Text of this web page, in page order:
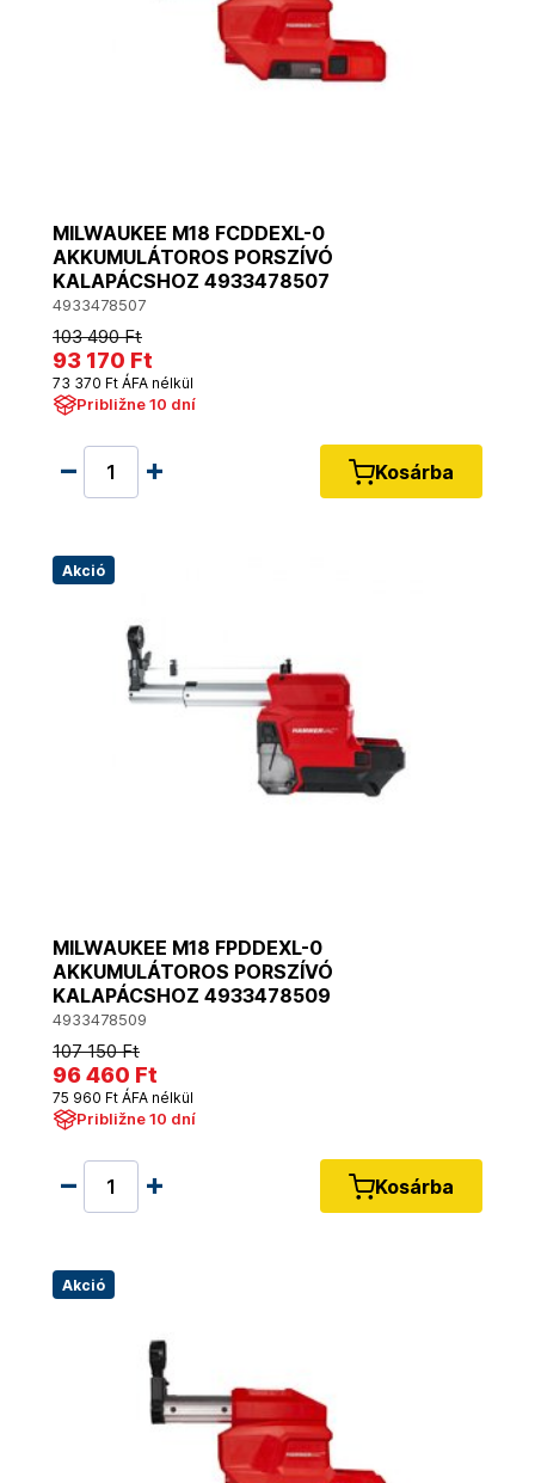
MILWAUKEE M18 FCDDEXL-0
AKKUMULÁTOROS PORSZÍVÓ
KALAPÁCSHOZ 4933478507
4933478507
103 490 Ft
93 170 Ft
73 370 Ft ÁFA nélkül
Približne 10 dní
Kosárba
Akció
MILWAUKEE M18 FPDDEXL-0
AKKUMULÁTOROS PORSZÍVÓ
KALAPÁCSHOZ 4933478509
4933478509
107 150 Ft
96 460 Ft
75 960 Ft ÁFA nélkül
Približne 10 dní
Kosárba
Akció